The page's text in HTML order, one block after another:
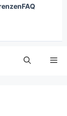
FAQ